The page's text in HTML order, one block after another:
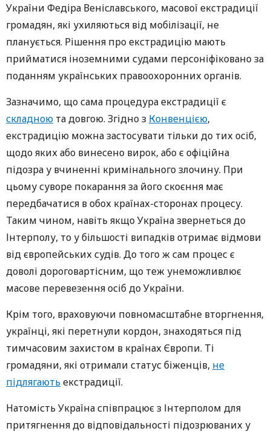
України Федіра Веніславського, масової екстрадиції
громадян, які ухиляються від мобілізації, не
планується. Рішення про екстрадицію мають
прийматися іноземними судами персоніфіковано за
поданням українських правоохоронних органів.
Зазначимо, що сама процедура екстрадиції є
складною та довгою. Згідно з Конвенцією,
екстрадицію можна застосувати тільки до тих осіб,
щодо яких або винесено вирок, або є офіційна
підозра у вчиненні кримінального злочину. При
цьому суворе покарання за його скоєння має
передбачатися в обох країнах-сторонах процесу.
Таким чином, навіть якщо Україна звернеться до
Інтерполу, то у більшості випадків отримає відмови
від європейських судів. До того ж сам процес є
доволі дороговартісним, що теж унеможливлює
масове перевезення осіб до України.
Крім того, враховуючи повномасштабне вторгнення,
українці, які перетнули кордон, знаходяться під
тимчасовим захистом в країнах Європи. Ті
громадяни, які отримали статус біженців, не
підлягають екстрадиції.
Натомість Україна співпрацює з Інтерполом для
притягнення до відповідальності підозрюваних у